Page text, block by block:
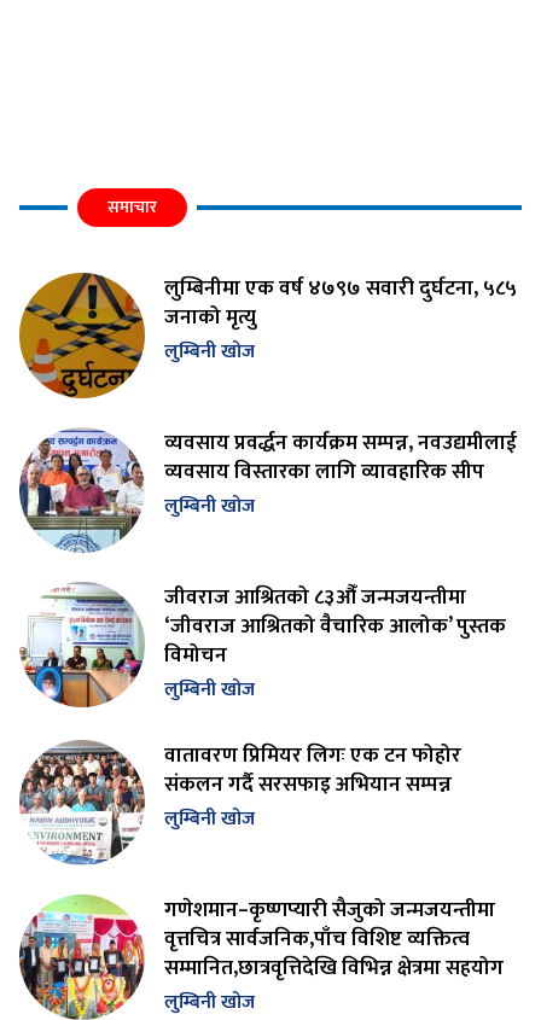
समाचार
लुम्बिनीमा एक वर्ष ४७९७ सवारी दुर्घटना, ५८५
जनाको मृत्यु
लुम्बिनी खोज
व्यवसाय प्रवर्द्धन कार्यक्रम सम्पन्न, नवउद्यमीलाई
व्यवसाय विस्तारका लागि व्यावहारिक सीप
लुम्बिनी खोज
जीवराज आश्रितको ८३औँ जन्मजयन्तीमा
‘जीवराज आश्रितको वैचारिक आलोक’ पुस्तक
विमोचन
लुम्बिनी खोज
वातावरण प्रिमियर लिगः एक टन फोहोर
संकलन गर्दै सरसफाइ अभियान सम्पन्न
लुम्बिनी खोज
गणेशमान–कृष्णप्यारी सैजुको जन्मजयन्तीमा
वृत्तचित्र सार्वजनिक,पाँच विशिष्ट व्यक्तित्व
सम्मानित,छात्रवृत्तिदेखि विभिन्न क्षेत्रमा सहयोग
लुम्बिनी खोज